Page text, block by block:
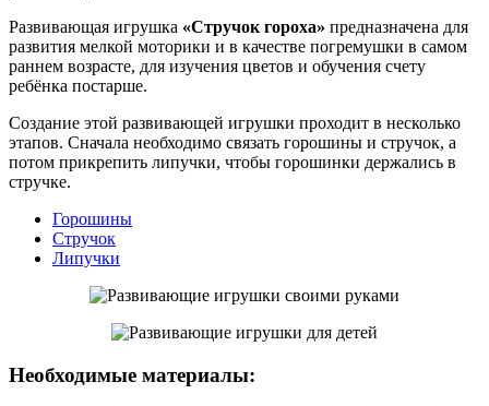
Развивающая игрушка «Стручок гороха» предназначена для
развития мелкой моторики и в качестве погремушки в самом
раннем возрасте, для изучения цветов и обучения счету
ребёнка постарше.
Создание этой развивающей игрушки проходит в несколько
этапов. Сначала необходимо связать горошины и стручок, а
потом прикрепить липучки, чтобы горошинки держались в
стручке.
Горошины
Стручок
Липучки
Необходимые материалы: